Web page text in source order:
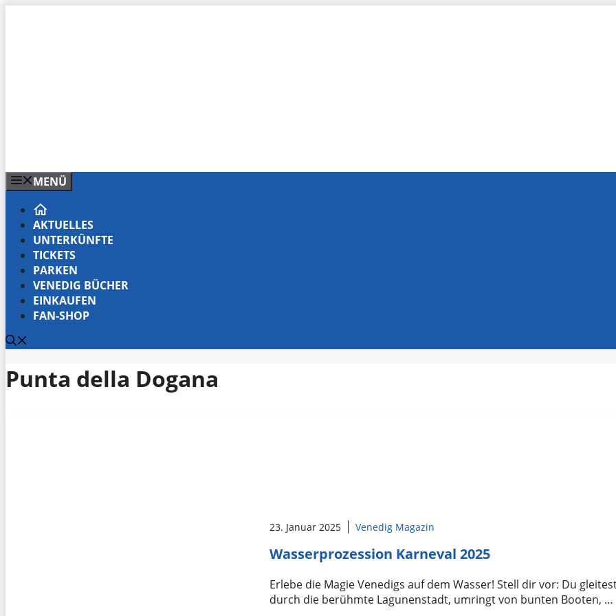
MENÜ
AKTUELLES
UNTERKÜNFTE
TICKETS
PARKEN
VENEDIG BÜCHER
EINKAUFEN
FAN-SHOP
Punta della Dogana
23. Januar 2025 Venedig Magazin
Wasserprozession Karneval 2025
Erlebe die Magie Venedigs auf dem Wasser! Stell dir vor: Du
durch die berühmte Lagunenstadt, umringt von bunten Booten, …